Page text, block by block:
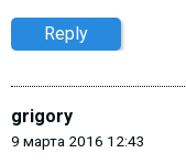
Reply
grigory
9 марта 2016 12:43